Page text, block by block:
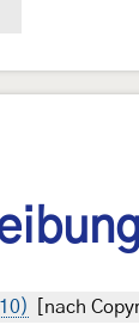
[nach